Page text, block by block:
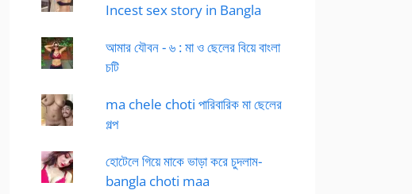
Incest sex story in Bangla
আমার যৌবন - ৬ : মা ও ছেলের বিয়ে বাংলা
চটি
ma chele choti পারিবারিক মা ছেলের
গল্প
হোটেলে গিয়ে মাকে ভাড়া করে চুদলাম-
bangla choti maa